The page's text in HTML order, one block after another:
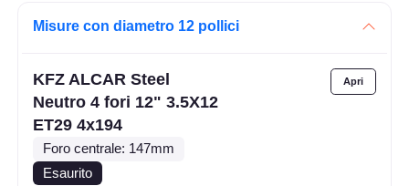
Misure con diametro 12 pollici
KFZ ALCAR Steel
Neutro 4 fori 12" 3.5X12
ET29 4x194
Foro centrale: 147mm
Esaurito